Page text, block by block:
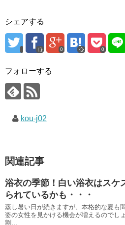
シェアする
0 0
フォローする
kou-j02
関連記事
浴衣の季節！白い浴衣はスケ
られているかも・・・
蒸し暑い日が続きますが、本格的な夏も
姿の女性を見かける機会が増えるのでし
割...